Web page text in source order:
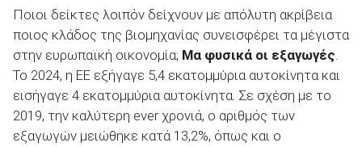
ΑΝΑΖΗΤΗΣΗ
Ποιοι δείκτες λοιπόν δείχνουν με απόλυτη ακρίβεια
ποιος κλάδος της βιομηχανίας συνεισφέρει τα μέγιστα
στην ευρωπαϊκή οικονομία; Μα φυσικά οι εξαγωγές.
Το 2024, η ΕΕ εξήγαγε 5,4 εκατομμύρια αυτοκίνητα και
εισήγαγε 4 εκατομμύρια αυτοκίνητα. Σε σχέση με το
2019, την καλύτερη ever χρονιά, ο αριθμός των
εξαγωγών μειώθηκε κατά 13,2%, όπως και ο